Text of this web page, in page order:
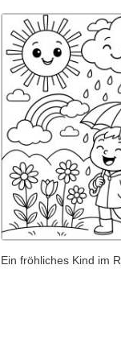
Ein fröhliches Kind im